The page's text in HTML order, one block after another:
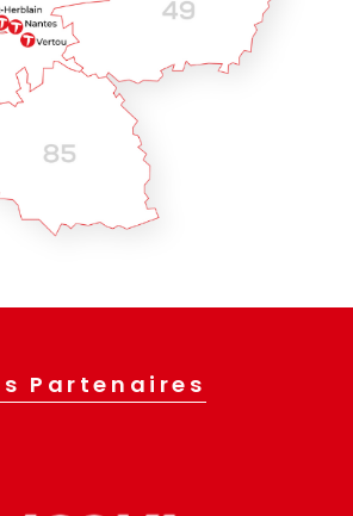
Partenaires